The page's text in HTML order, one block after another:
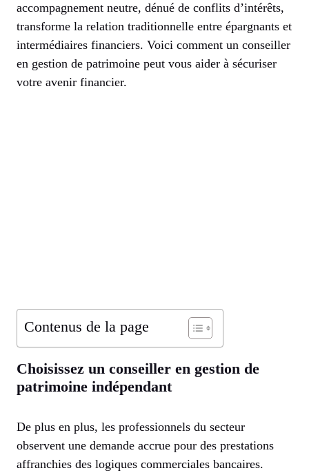
accompagnement neutre, dénué de conflits d’intérêts,
transforme la relation traditionnelle entre épargnants et
intermédiaires financiers. Voici comment un conseiller
en gestion de patrimoine peut vous aider à sécuriser
votre avenir financier.
Contenus de la page
Choisissez un conseiller en gestion de
patrimoine indépendant
De plus en plus, les professionnels du secteur
observent une demande accrue pour des prestations
affranchies des logiques commerciales bancaires.